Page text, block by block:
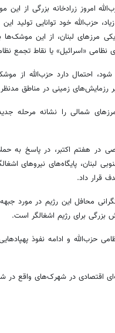
امروز زرادخانه بزرگی از
حزب‌الله خود توانایی تولید
مرزهای لبنان، از این
نظامی «اسرائیل» یا نقاط تجمع
احتمال دارد حزب‌الله از
رزمایش‌های زمینی در مناطق مدنظر
شمالی را نشانه مرحله
در هفتم اکتبر، در پاسخ به
لبنان، پایگاه‌های نیروهای
قرار داد.
محافل این رژیم در مورد
بزرگی برای رژیم اشغالگر است.
حزب‌الله و ادامه نفوذ
اقتصادی در شهرک‌های واقع در